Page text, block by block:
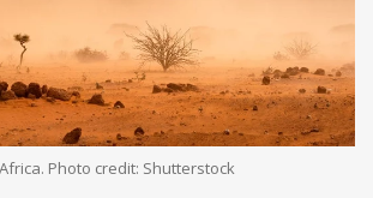
Photo credit: Shutterstock